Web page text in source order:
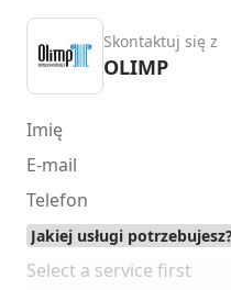
Skontaktuj się z
OLIMP